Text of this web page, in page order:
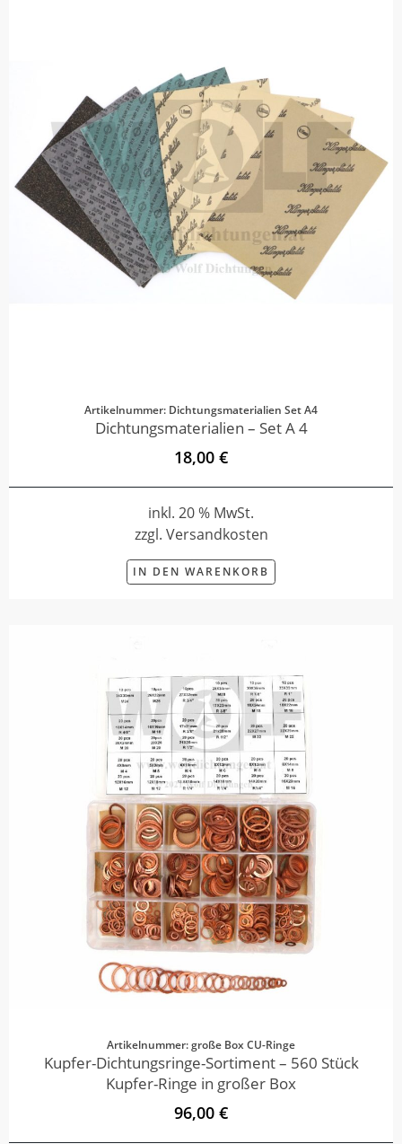
Artikelnummer: Dichtungsmaterialien Set A4
Dichtungsmaterialien – Set A 4
18,00 €
inkl. 20 % MwSt.
zzgl. Versandkosten
IN DEN WARENKORB
Artikelnummer: große Box CU-Ringe
Kupfer-Dichtungsringe-Sortiment – 560 Stück
Kupfer-Ringe in großer Box
96,00 €